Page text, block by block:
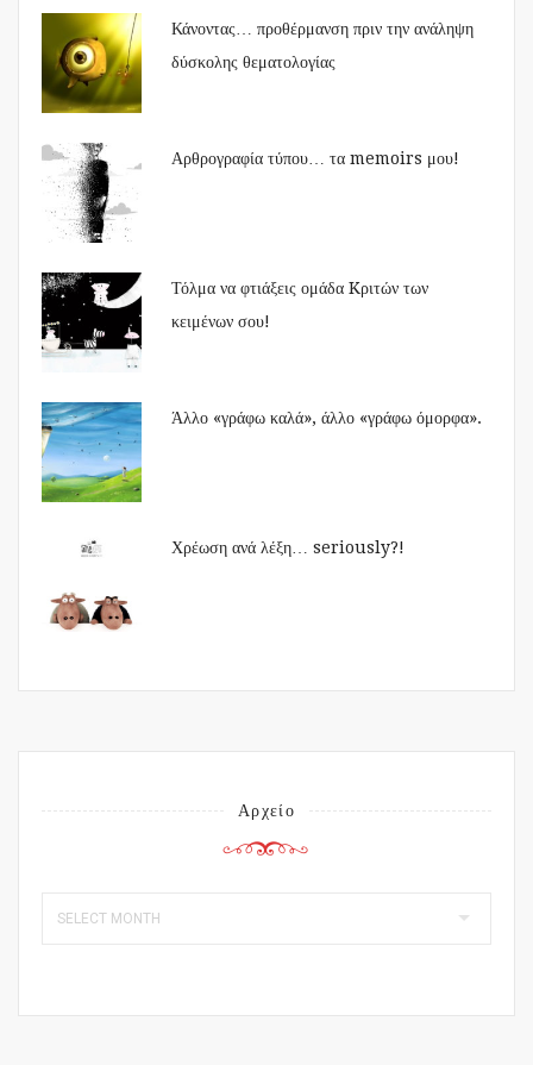
Κάνοντας… προθέρμανση πριν την ανάληψη
δύσκολης θεματολογίας
Αρθρογραφία τύπου… τα memoirs μου!
Τόλμα να φτιάξεις ομάδα Kριτών των
κειμένων σου!
Άλλο «γράφω καλά», άλλο «γράφω όμορφα».
Χρέωση ανά λέξη… seriously?!
Αρχείο